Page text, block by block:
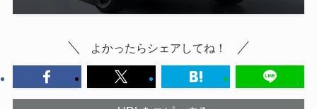
よかったらシェアしてね！